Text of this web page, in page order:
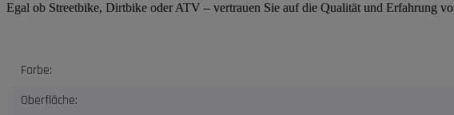
Egal ob Streetbike, Dirtbike oder ATV – vertrauen Sie auf die Qualität und Erfahrung
Produkteigenschaft
Wert
Farbe:
Oberfläche: